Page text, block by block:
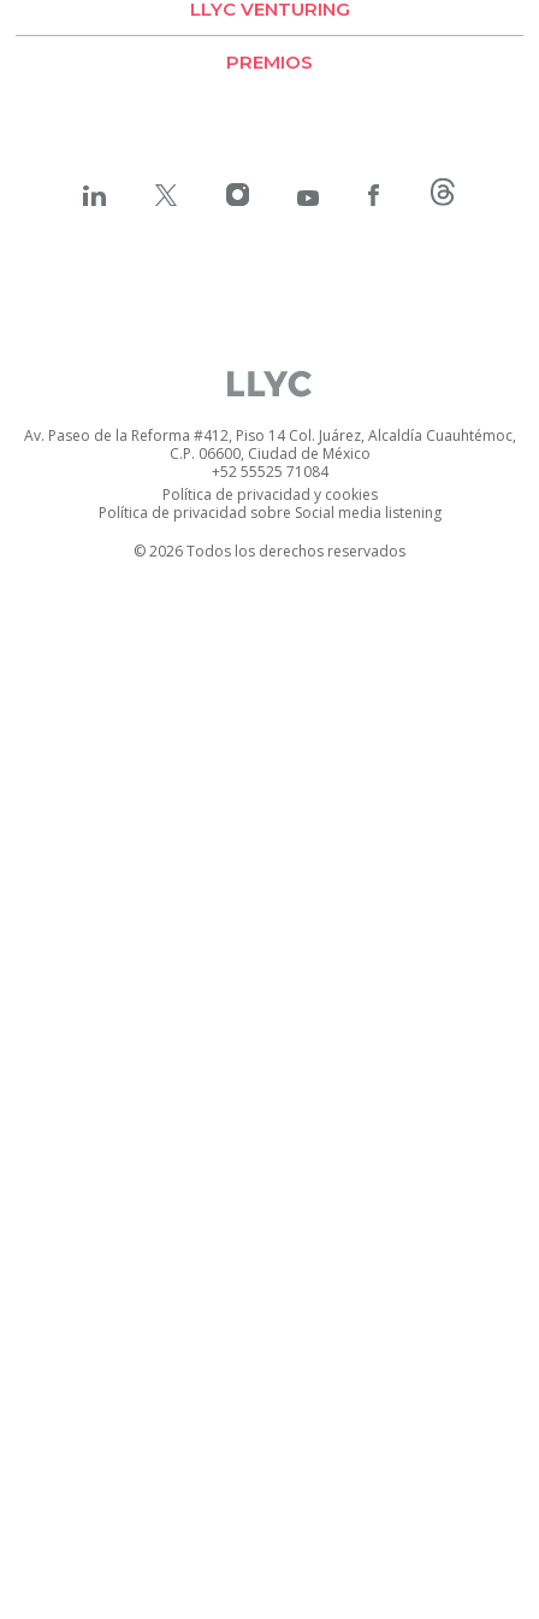
LLYC VENTURING
PREMIOS
Av. Paseo de la Reforma #412, Piso 14 Col. Juárez, Alcaldía Cuauhtémoc,
C.P. 06600, Ciudad de México
+52 55525 71084
Política de privacidad y cookies
Política de privacidad sobre Social media listening
© 2026 Todos los derechos reservados